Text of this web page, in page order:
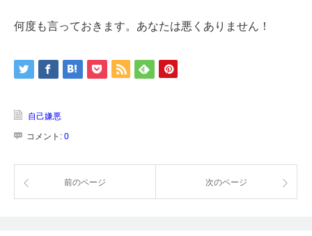
何度も言っておきます。あなたは悪くありません！
自己嫌悪
コメント: 0
前のページ 次のページ